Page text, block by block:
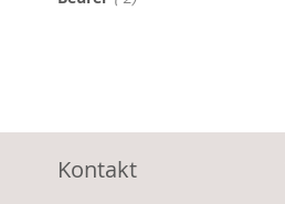
Kontakt